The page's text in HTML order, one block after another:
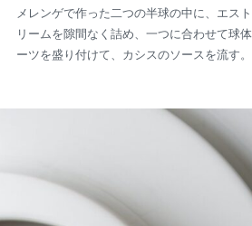
メレンゲで作った二つの半球の中に、エス
リームを隙間なく詰め、一つに合わせて球
ーツを盛り付けて、カシスのソースを流す。